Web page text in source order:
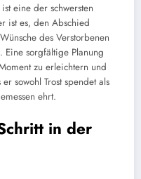
eine der schwersten
ist es, den Abschied
des Verstorbenen
Eine sorgfältige Planung
zu erleichtern und
sowohl Trost spendet als
ehrt.
in der